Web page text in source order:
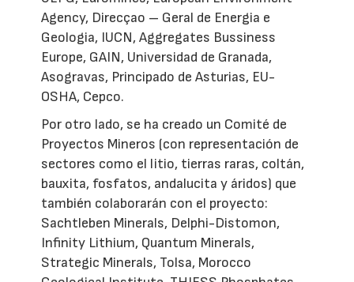
Agency, Direcçao – Geral de Energia e
Geologia, IUCN, Aggregates Bussiness
Europe, GAIN, Universidad de Granada,
Asogravas, Principado de Asturias, EU-
OSHA, Cepco.
Por otro lado, se ha creado un Comité de
Proyectos Mineros (con representación de
sectores como el litio, tierras raras, coltán,
bauxita, fosfatos, andalucita y áridos) que
también colaborarán con el proyecto:
Sachtleben Minerals, Delphi-Distomon,
Infinity Lithium, Quantum Minerals,
Strategic Minerals, Tolsa, Morocco